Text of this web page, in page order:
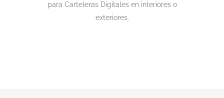
para Carteleras Digitales en interiores o
exteriores.